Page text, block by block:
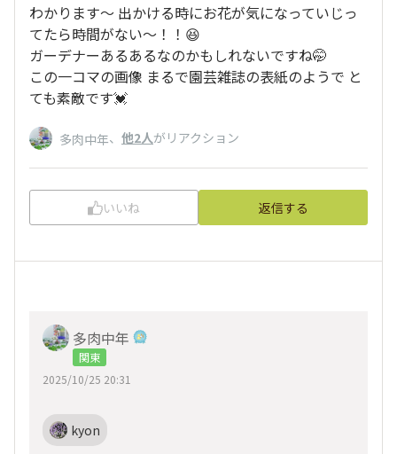
わかります〜 出かける時にお花が気になっていじっ
てたら時間がない〜！！😆
ガーデナーあるあるなのかもしれないですね🤭
この一コマの画像 まるで園芸雑誌の表紙のようで と
ても素敵です💓
多肉中年、 他2人がリアクション
いいね 返信する
多肉中年
関東
2025/10/25 20:31
kyon